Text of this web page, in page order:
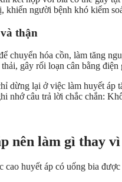
khiến người bệnh khó kiểm
thận
chuyển hóa cồn, làm tăng
gây rối loạn cân bằng
dừng lại ở việc làm huyết áp
nhớ câu trả lời chắc chắn:
nên làm gì thay
cao huyết áp có uống bia